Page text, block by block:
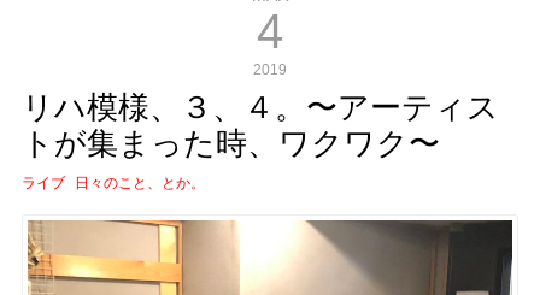
4
2019
リハ模様、３、４。〜アーティス
トが集まった時、ワクワク〜
ライブ 日々のこと、とか。